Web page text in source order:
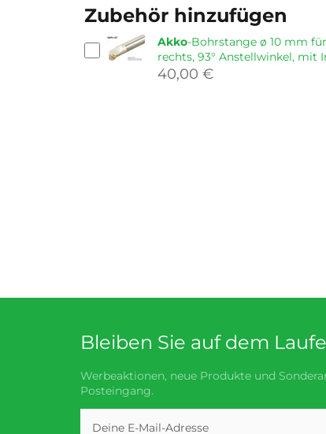
Zubehör hinzufügen
Akko-Bohrstange ø 10 mm für
rechts, 93° Anstellwinkel, mit
40,00 €
Bleiben Sie auf dem
Werbeaktionen, neue Produkte und
Posteingang.